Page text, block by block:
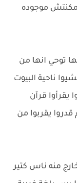
مكنتش موجوده
توحي انها من
ناحية البيوت
يقرأوا قرآن
يقربوا من
منه ناس كتير